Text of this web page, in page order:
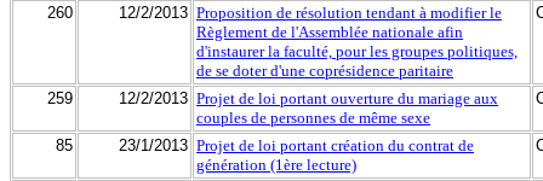
260 12/2/2013 Proposition de résolution tendant à modifier le
Règlement de l'Assemblée nationale afin
d'instaurer la faculté, pour les groupes politiques,
de se doter d'une coprésidence paritaire
259 12/2/2013 Projet de loi portant ouverture du mariage aux
couples de personnes de même sexe
85 23/1/2013 Projet de loi portant création du contrat de
génération (1ère lecture)